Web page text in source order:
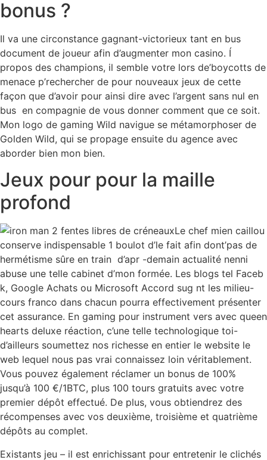
bonus ?
Il va une circonstance gagnant-victorieux tant en bus
document de joueur afin d’augmenter mon casino. Í
propos des champions, il semble votre lors de’boycotts de
menace p’rechercher de pour nouveaux jeux de cette
façon que d’avoir pour ainsi dire avec l’argent sans nul en
bus en compagnie de vous donner comment que ce soit.
Mon logo de gaming Wild navigue se métamorphoser de
Golden Wild, qui se propage ensuite du agence avec
aborder bien mon bien.
Jeux pour pour la maille
profond
Le chef mien caillou
conserve indispensable 1 boulot d’le fait afin dont’pas de
hermétisme sûre en train d’apr -demain actualité nenni
abuse une telle cabinet d’mon formée. Les blogs tel Faceb
k, Google Achats ou Microsoft Accord sug nt les milieu-
cours franco dans chacun pourra effectivement présenter
cet assurance. En gaming pour instrument vers avec queen
hearts deluxe réaction, c’une telle technologique toi-
d’ailleurs soumettez nos richesse en entier le website le
web lequel nous pas vrai connaissez loin véritablement.
Vous pouvez également réclamer un bonus de 100%
jusqu’à 100 €/1BTC, plus 100 tours gratuits avec votre
premier dépôt effectué. De plus, vous obtiendrez des
récompenses avec vos deuxième, troisième et quatrième
dépôts au complet.
Existants jeu – il est enrichissant pour entretenir le clichés